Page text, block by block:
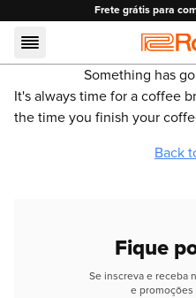
Frete grátis para
Something has
It's always time for a coffee
the time you finish your
Back
Fique
Se inscreva e receba
e promoções